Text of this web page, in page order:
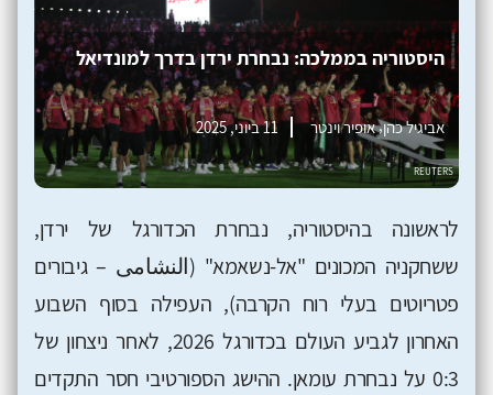
היסטוריה בממלכה: נבחרת ירדן בדרך למונדיאל
אביגיל כהן,אופיר וינטר 11 ביוני, 2025
לראשונה בהיסטוריה, נבחרת הכדורגל של ירדן,
ששחקניה המכונים "אל-נשאמא" (النشامى – גיבורים
פטריוטים בעלי רוח הקרבה), העפילה בסוף השבוע
האחרון לגביע העולם בכדורגל 2026, לאחר ניצחון של
0:3 על נבחרת עומאן. ההישג הספורטיבי חסר התקדים